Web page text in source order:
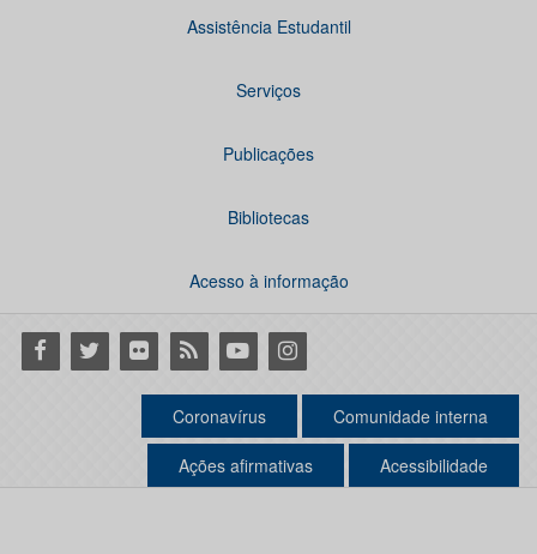
Assistência Estudantil
Serviços
Publicações
Bibliotecas
Acesso à informação
Facebook
Twitter Flickr RSS YoutubeInstagram
Coronavírus Comunidade interna
Ações afirmativas Acessibilidade